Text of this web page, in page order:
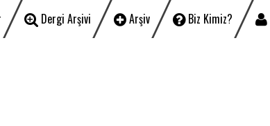
Dergi Arşivi Arşiv Biz Kimiz?